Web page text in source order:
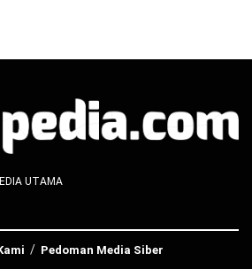
UTAMA
Pedoman Media Siber